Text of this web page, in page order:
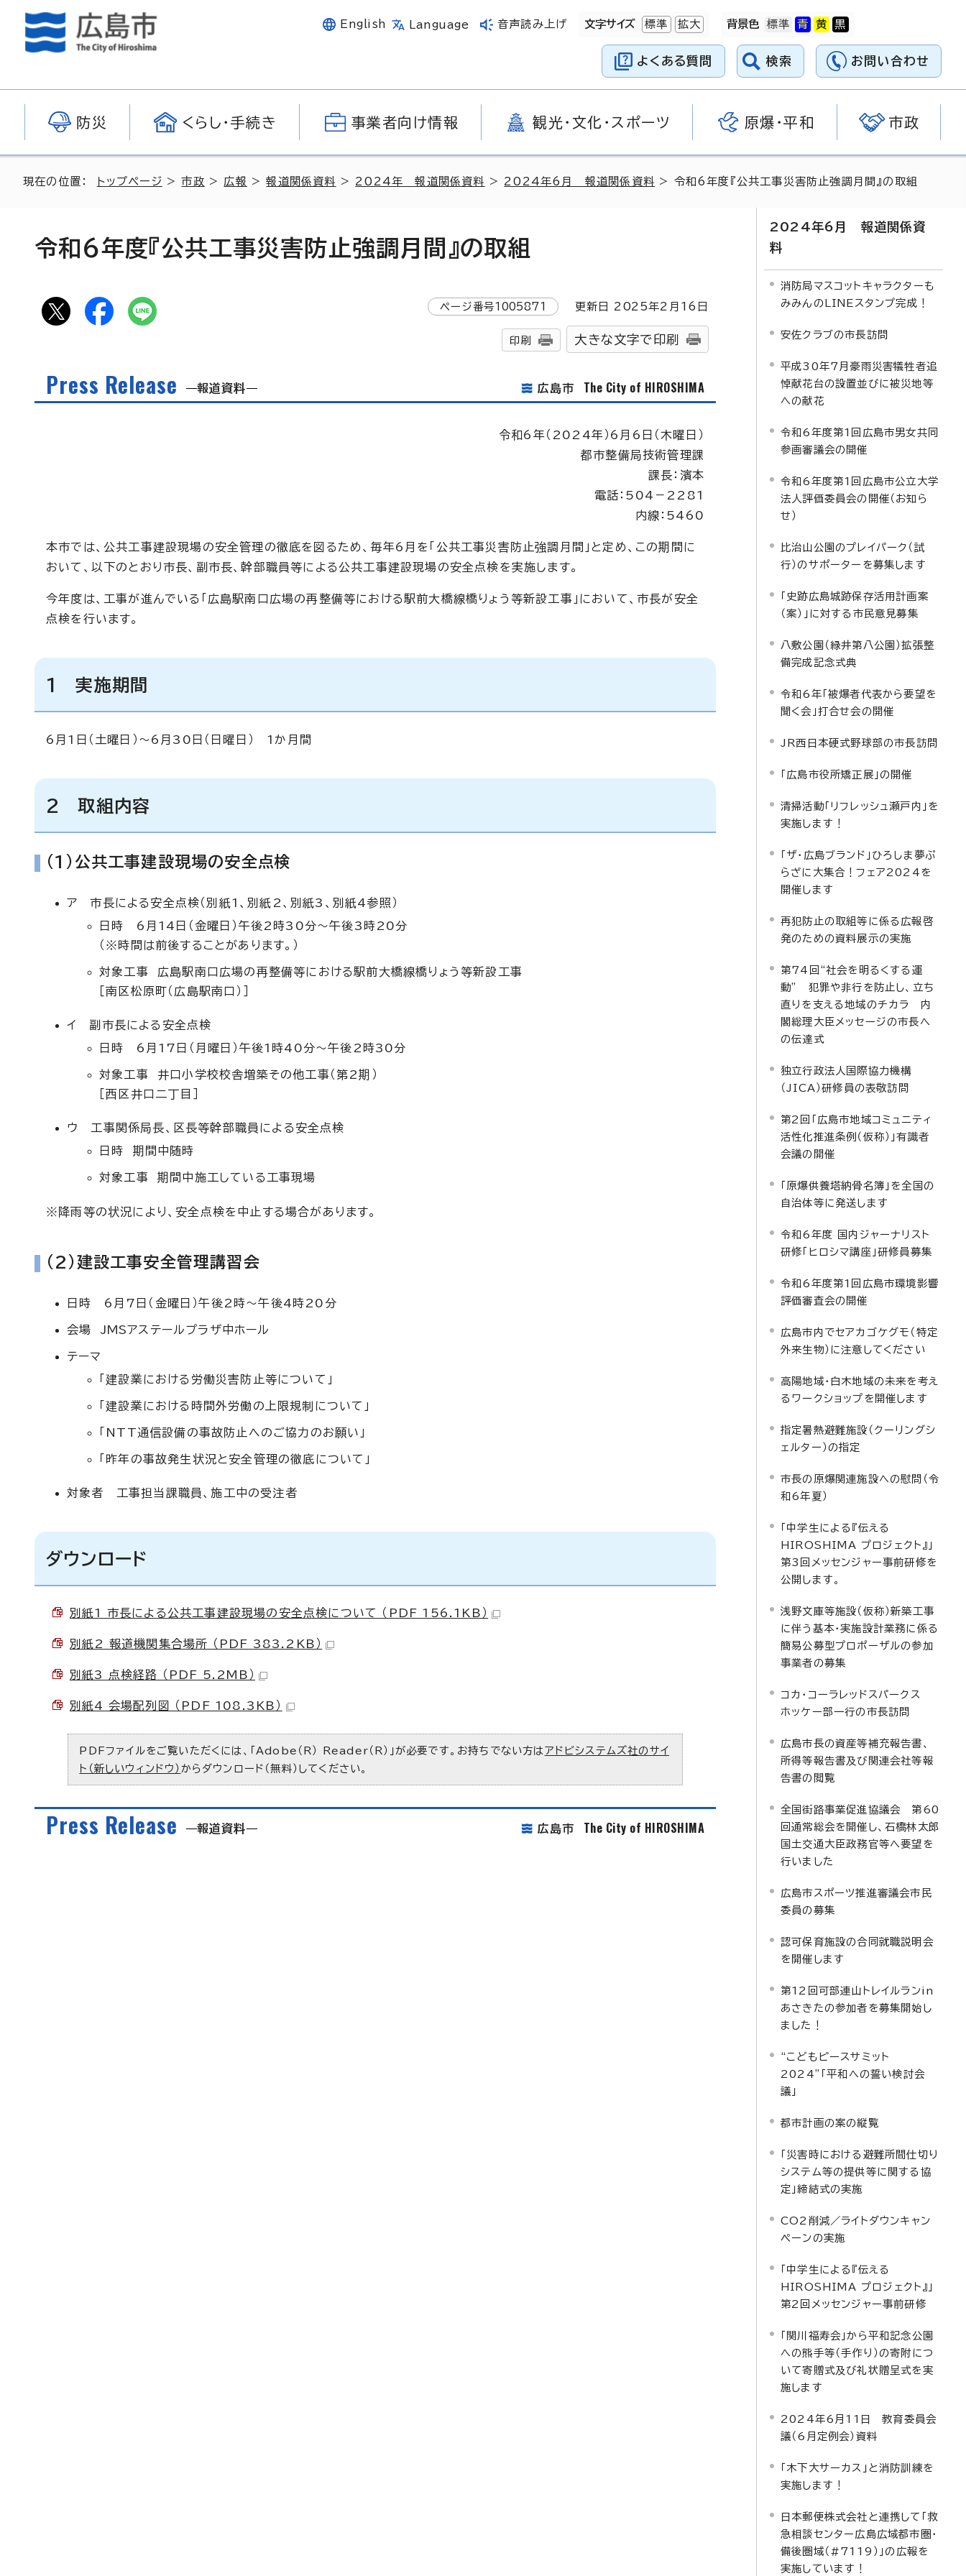
English Language 音声読み上げ 文字サイズ 標準 拡大 背景色
よくある質問 検索 お問い合わせ
防災 くらし・手続き 事業者向け情報 観光・文化・スポーツ 原爆・平和 市政
現在の位置： トップページ >市政 > 広報 >報道関係資料 > 2024年 報道関係資料 > 2024年6月 報道関係資料 > 令和6年度『公共工事災害防止強調月間』の取組
令和6年度『公共工事災害防止強調月間』の取組
ページ番号1005871 更新日 2025年2月 16 日
印刷 大きな文字で印刷
Press Release 報道資料 広島市 The City of HIROSHIMA
令和6年（2024年）6月6日（木曜日）
都市整備局技術管理課
課長：濱本
電話：504－2281
内線：5460
本市では、公共工事建設現場の安全管理の徹底を図るため、毎年6月を「公共工事災害防止強調月間」と定め、この期間に
おいて、以下のとおり市長、副市長、幹部職員等による公共工事建設現場の安全点検を実施します。
今年度は、工事が進んでいる「広島駅南口広場の再整備等における駅前大橋線橋りょう等新設工事」において、市長が安全
点検を行います。
1 実施期間
6月1日（土曜日）～6月30日（日曜日） 1か月間
2 取組内容
(1)公共工事建設現場の安全点検
ア 市長による安全点検（別紙1、別紙2、別紙3、別紙4参照）
日時 6月14日（金曜日）午後2時30分～午後3時20分
（※時間は前後することがあります。）
対象工事 広島駅南口広場の再整備等における駅前大橋線橋りょう等新設工事
［南区松原町（広島駅南口）］
イ 副市長による安全点検
日時 6月17日（月曜日）午後1時40分～午後2時30分
対象工事 井口小学校校舎増築その他工事（第2期）
［西区井口二丁目］
ウ 工事関係局長、区長等幹部職員による安全点検
日時 期間中随時
対象工事 期間中施工している工事現場
※降雨等の状況により、安全点検を中止する場合があります。
(2)建設工事安全管理講習会
日時 6月7日（金曜日）午後2時～午後4時20分
会場 JMSアステールプラザ中ホール
テーマ
「建設業における労働災害防止等について」
「建設業における時間外労働の上限規制について」
「NTT通信設備の事故防止へのご協力のお願い」
「昨年の事故発生状況と安全管理の徹底について」
対象者 工事担当課職員、施工中の受注者
ダウンロード
別紙1 市長による公共工事建設現場の安全点検について （PDF 156.1KB）
別紙2 報道機関集合場所 （PDF 383.2KB）
別紙3 点検経路 （PDF 5.2MB）
別紙4 会場配列図 （PDF 108.3KB）
PDFファイルをご覧いただくには、「Adobe（R） Reader（R）」が必要です。お持ちでない方は アドビシステムズ社のサイ
ト（新しいウィンドウ） からダウンロード（無料）してください。
Press Release 報道資料 広島市 The City of HIROSHIMA
2024年6月 報道関係資
料
消防局マスコットキャラクターも
みみんのLINEスタンプ完成！
安佐クラブの市長訪問
平成30年7月豪雨災害犠牲者追
悼献花台の設置並びに被災地等
への献花
令和6年度第1回広島市男女共同
参画審議会の開催
令和6年度第1回広島市公立大学
法人評価委員会の開催（お知ら
せ）
比治山公園のプレイパーク（試
行）のサポーターを募集します
「史跡広島城跡保存活用計画案
（案）」に対する市民意見募集
八敷公園（緑井第八公園）拡張整
備完成記念式典
令和6年「被爆者代表から要望を
聞く会」打合せ会の開催
JR西日本硬式野球部の市長訪問
「広島市役所矯正展」の開催
清掃活動「リフレッシュ瀬戸内」を
実施します！
「ザ・広島ブランド」ひろしま夢ぷ
らざに大集合！フェア2024を
開催します
再犯防止の取組等に係る広報啓
発のための資料展示の実施
第74回“社会を明るくする運
動” 犯罪や非行を防止し、立ち
直りを支える地域のチカラ 内
閣総理大臣メッセージの市長へ
の伝達式
独立行政法人国際協力機構
（JICA）研修員の表敬訪問
第2回「広島市地域コミュニティ
活性化推進条例（仮称）」有識者
会議の開催
「原爆供養塔納骨名簿」を全国の
自治体等に発送します
令和6年度 国内ジャーナリスト
研修「ヒロシマ講座」研修員募集
令和6年度第1回広島市環境影響
評価審査会の開催
広島市内でセアカゴケグモ（特定
外来生物）に注意してください
高陽地域・白木地域の未来を考え
るワークショップを開催します
指定暑熱避難施設（クーリングシ
ェルター）の指定
市長の原爆関連施設への慰問（令
和6年夏）
「中学生による『伝える
HIROSHIMA プロジェクト』」
第3回メッセンジャー事前研修を
公開します。
浅野文庫等施設（仮称）新築工事
に伴う基本・実施設計業務に係る
簡易公募型プロポーザルの参加
事業者の募集
コカ・コーラレッドスパークス
ホッケー部一行の市長訪問
広島市長の資産等補充報告書、
所得等報告書及び関連会社等報
告書の閲覧
全国街路事業促進協議会 第60
回通常総会を開催し、石橋林太郎
国土交通大臣政務官等へ要望を
行いました
広島市スポーツ推進審議会市民
委員の募集
認可保育施設の合同就職説明会
を開催します
第12回可部連山トレイルランin
あさきたの参加者を募集開始し
ました！
“こどもピースサミット
2024”「平和への誓い検討会
議」
都市計画の案の縦覧
「災害時における避難所間仕切り
システム等の提供等に関する協
定」締結式の実施
CO2削減／ライトダウンキャン
ペーンの実施
「中学生による『伝える
HIROSHIMA プロジェクト』」
第2回メッセンジャー事前研修
「関川福寿会」から平和記念公園
への熊手等（手作り）の寄附につ
いて寄贈式及び礼状贈呈式を実
施します
2024年6月11日 教育委員会
議（6月定例会）資料
「木下大サーカス」と消防訓練を
実施します！
日本郵便株式会社と連携して「救
急相談センター広島広域都市圏・
備後圏域（#7119）」の広報を
実施しています！